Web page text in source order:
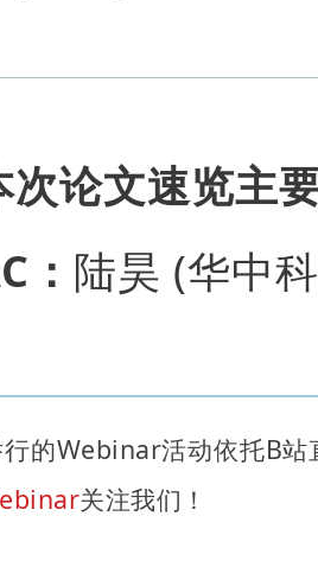
论文速览主
： 陆昊 (华中
行的Webinar活动依托B
关注我们！